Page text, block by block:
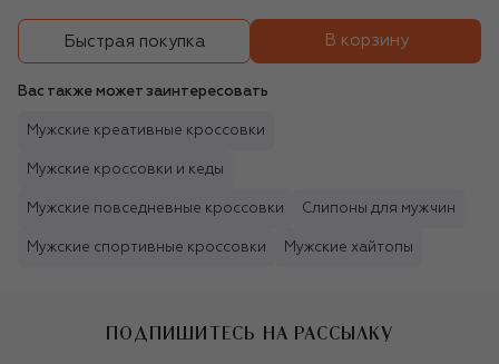
Быстрая покупка В корзину
Вас также может заинтересовать
Мужские креативные кроссовки
Мужские кроссовки и кеды
Мужские повседневные кроссовки Слипоны для мужчин
Мужские спортивные кроссовки Мужские хайтопы
ПОДПИШИТЕСЬ НА РАССЫЛКУ